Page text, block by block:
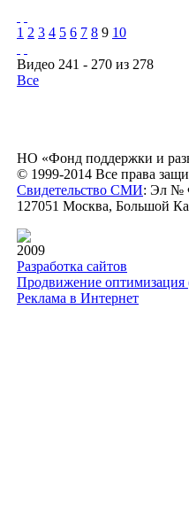
1 2 3 4 5 6 7 8 9 10
Видео 241 - 270 из 278
Все
НО «Фонд поддержки и
© 1999-2014 Все права
Свидетельство СМИ: Эл №
127051 Москва, Большой
2009
Разработка сайтов
Продвижение оптимизация
Реклама в Интернет